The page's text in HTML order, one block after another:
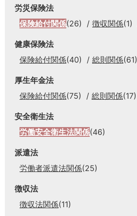
労災保険法
保険給付関係(26) 徴収関係(1)
健康保険法
保険給付関係(40) 総則関係(61)
厚生年金法
保険給付関係(75) 総則関係(17)
安全衛生法
労働安全衛生法関係(46)
派遣法
労働者派遣法関係(25)
徴収法
徴収法関係(11)